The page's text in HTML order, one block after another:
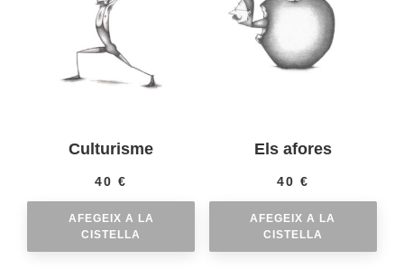
Culturisme
40€
AFEGEIX A LA
CISTELLA
Els afores
40 €
AFEGEIX A LA
CISTELLA